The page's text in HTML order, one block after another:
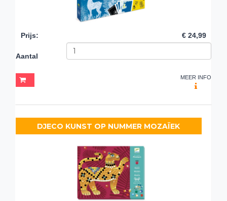
Prijs: € 24,99
Aantal
MEER INFO
DJECO KUNST OP NUMMER MOZAÏEK